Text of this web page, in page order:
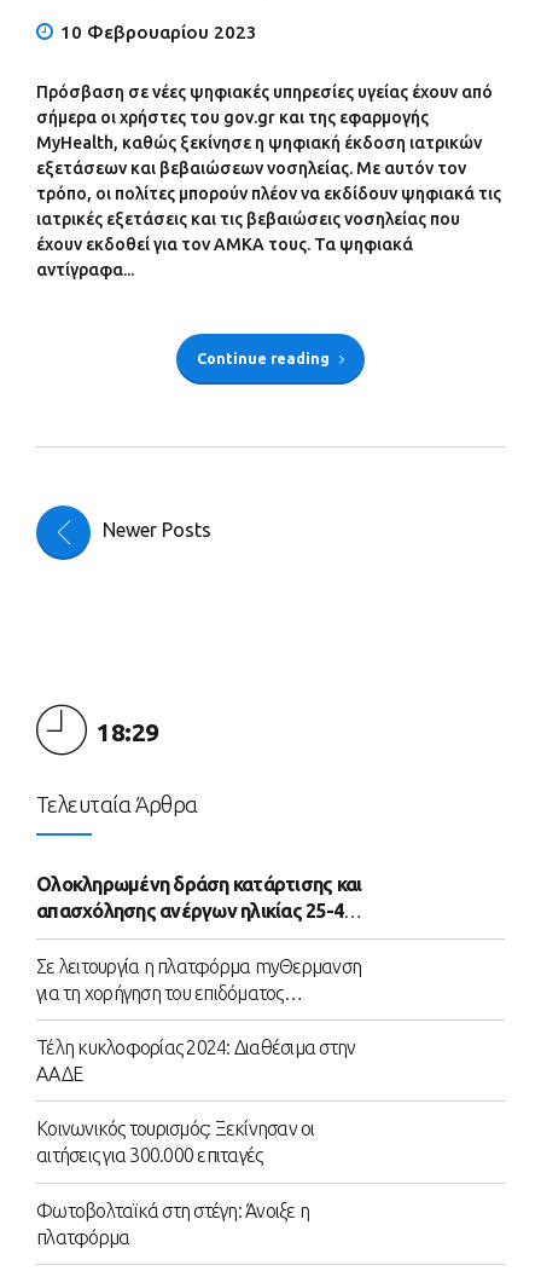
10 Φεβρουαρίου 2023
Πρόσβαση σε νέες ψηφιακές υπηρεσίες υγείας έχουν από
σήμερα οι χρήστες του gov.gr και της εφαρμογής
MyHealth, καθώς ξεκίνησε η ψηφιακή έκδοση ιατρικών
εξετάσεων και βεβαιώσεων νοσηλείας. Με αυτόν τον
τρόπο, οι πολίτες μπορούν πλέον να εκδίδουν ψηφιακά τις
ιατρικές εξετάσεις και τις βεβαιώσεις νοσηλείας που
έχουν εκδοθεί για τον ΑΜΚΑ τους. Τα ψηφιακά
αντίγραφα...
Continue reading
Newer Posts
18:29
Τελευταία Άρθρα
Ολοκληρωμένη δράση κατάρτισης και
απασχόλησης ανέργων ηλικίας 25-45
ετών
Σε λειτουργία η πλατφόρμα myΘερμανση
για τη χορήγηση του επιδόματος
θέρμανσης
Τέλη κυκλοφορίας 2024: Διαθέσιμα στην
ΑΑΔΕ
Κοινωνικός τουρισμός: Ξεκίνησαν οι
αιτήσεις για 300.000 επιταγές
Φωτοβολταϊκά στη στέγη: Άνοιξε η
πλατφόρμα